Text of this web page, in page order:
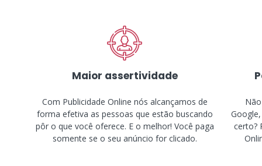
Maior assertividade
Com Publicidade Online nós alcançamos de
forma efetiva as pessoas que estão buscando
pôr o que você oferece. E o melhor! Você paga
somente se o seu anúncio for clicado.
certo?